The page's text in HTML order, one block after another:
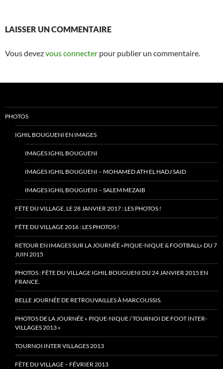
LAISSER UN COMMENTAIRE
Vous devezvous connecter pour publier un commentaire.
PHOTOS
IGHIL BOUGUENI EN IMAGES
IMAGES IGHIL BOUGUENI
IMAGES IGHIL BOUGUENI – MOHAMED ATH EL HADJ SAID
IMAGES IGHIL BOUGUENI – SALEM MEZAIB
FÊTE DU VILLAGE, LE 28 JANVIER 2017 : LES PHOTOS !
FÊTE DU VILLAGE 2016 : LES PHOTOS !
RETOUR EN IMAGES SUR LA JOURNÉE «PIQUE-NIQUE & FOOTBALL» DU 7
JUIN 2015
PHOTOS : FÊTE DU VILLAGE IGHIL BOUGUENI DU 24 JANVIER 2015 EN
FRANCE.
BELLE JOURNÉE DE RETROUVAILLES À MARCOUSSIS.
PHOTOS DE LA JOURNÉE « PIQUE-NIQUE / TOURNOI DE FOOT INTER-
VILLAGES 2013 »
TOURNOI INTER VILLAGES 2013
FÊTE DU VILLAGE – FÉVRIER 2013